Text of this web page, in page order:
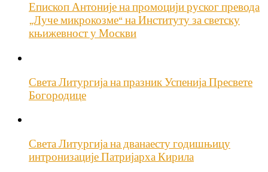
Епископ Антоније на промоцији руског превода
„Луче микрокозме“ на Институту за светску
књижевност у Москви
Света Литургија на празник Успенија Пресвете
Богородице
Света Литургија на дванаесту годишњицу
интронизације Патријарха Кирила